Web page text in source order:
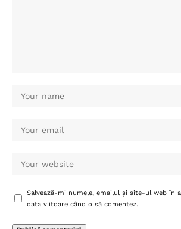
Salvează-mi numele, emailul și site-ul web în
data viitoare când o să comentez.